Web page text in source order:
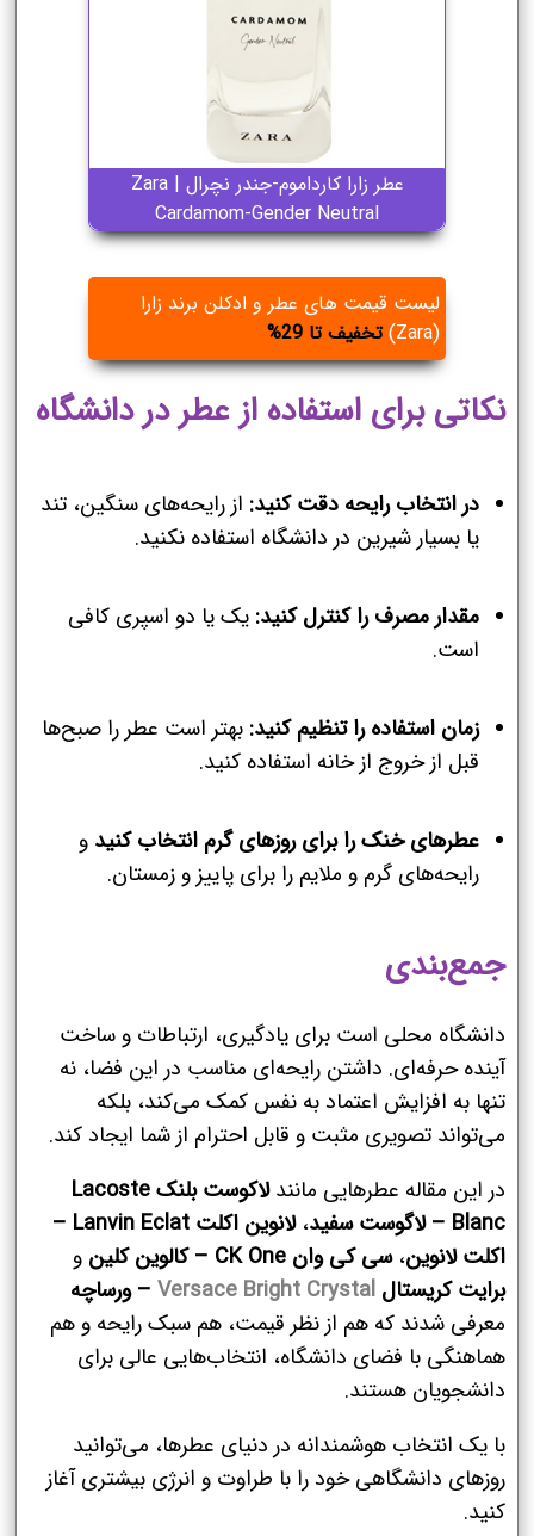
عطر زارا کارداموم-جندر نچرال | Zara
Cardamom-Gender Neutral
لیست قیمت های عطر و ادکلن برند زارا
(Zara)
تخفیف تا 29%
نکاتی برای استفاده از عطر در دانشگاه
در انتخاب رایحه دقت کنید: از رایحه‌های سنگین، تند
یا بسیار شیرین در دانشگاه استفاده نکنید.
مقدار مصرف را کنترل کنید: یک یا دو اسپری کافی
است.
زمان استفاده را تنظیم کنید: بهتر است عطر را صبح‌ها
قبل از خروج از خانه استفاده کنید.
عطرهای خنک را برای روزهای گرم انتخاب کنید و
رایحه‌های گرم و ملایم را برای پاییز و زمستان.
جمع‌بندی
دانشگاه محلی است برای یادگیری، ارتباطات و ساخت
آینده حرفه‌ای. داشتن رایحه‌ای مناسب در این فضا، نه
تنها به افزایش اعتماد به نفس کمک می‌کند، بلکه
می‌تواند تصویری مثبت و قابل احترام از شما ایجاد کند.
در این مقاله عطرهایی مانند
لاکوست بلنک Lacoste
Blanc – لاگوست سفید
،
لانوین اکلت Lanvin Eclat –
اکلت لانوین،سی کی وان CK One – کالوین کلین
و
برایت کریستال Versace Bright Crystal – ورساچه
معرفی شدند که هم از نظر قیمت، هم سبک رایحه و هم
هماهنگی با فضای دانشگاه، انتخاب‌هایی عالی برای
دانشجویان هستند.
با یک انتخاب هوشمندانه در دنیای عطرها، می‌توانید
روزهای دانشگاهی خود را با طراوت و انرژی بیشتری آغاز
کنید.